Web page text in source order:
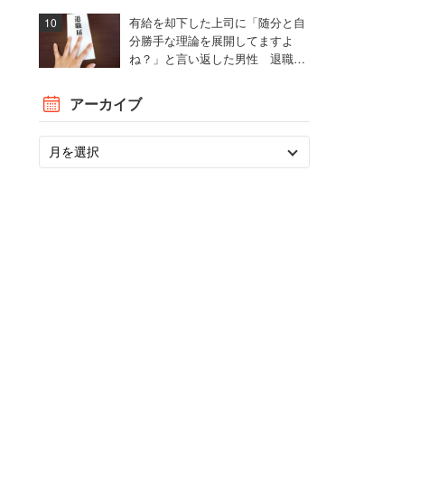
有給を却下した上司に「随分と自
分勝手な理論を展開してますよ
ね？」と言い返した男性 退職届
アーカイブ